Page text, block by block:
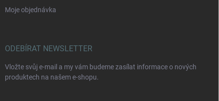
Moje objednávka
ODEBÍRAT NEWSLETTER
Vložte svůj e-mail a my vám budeme zasílat informace o nových
produktech na našem e-shopu.